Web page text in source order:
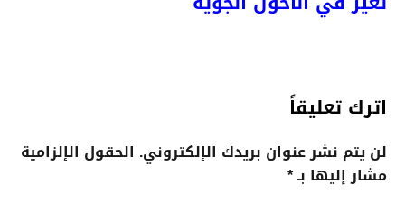
اترك تعليقاً
لن يتم نشر عنوان بريدك الإلكتروني. الحقول الإلزامية
مشار إليها بـ*